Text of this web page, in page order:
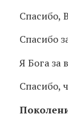
Спасибо,
Спасибо
Я Бога за
Спасибо,